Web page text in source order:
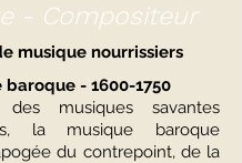
- Compositeur
musique nourrissiers
baroque - 1600-1750
musiques savantes
la musique baroque
du contrepoint, de la